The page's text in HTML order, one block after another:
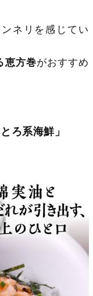
ネリを感じてい
恵方巻がおすすめ
ろ系海鮮」